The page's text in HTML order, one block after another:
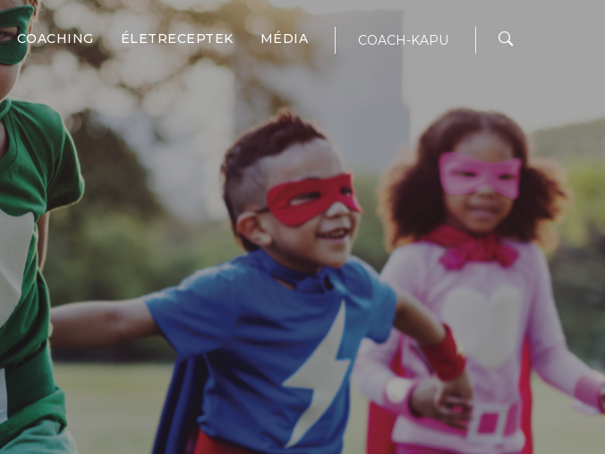
COACHING ÉLETRECEPTEK MÉDIA COACH-KAPU